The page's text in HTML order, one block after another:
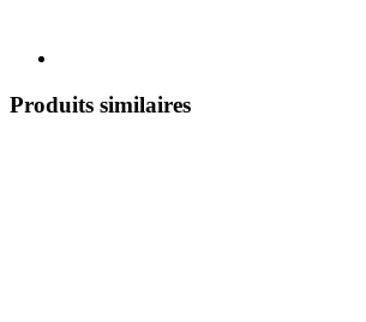
Produits similaires